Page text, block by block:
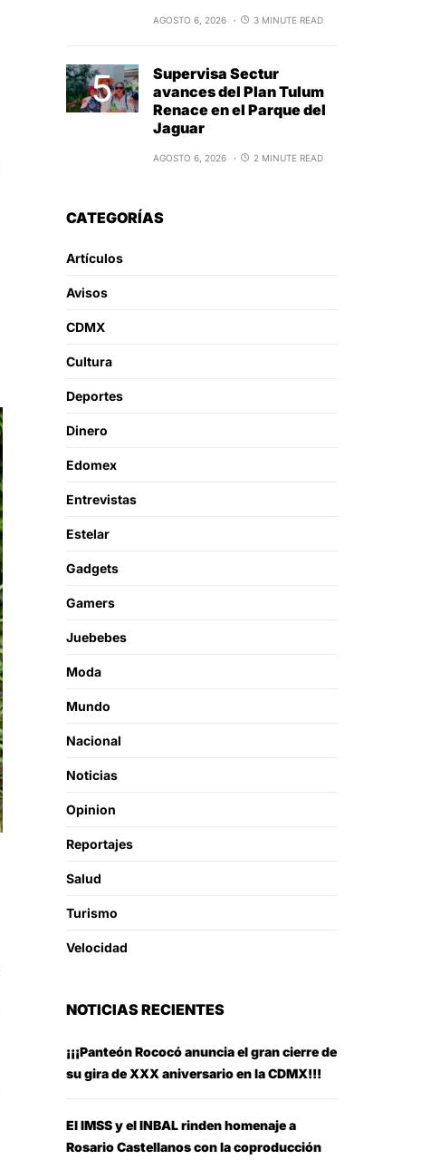
AGOSTO 6, 2026 3 MINUTE READ
Supervisa Sectur
avances del Plan Tulum
Renace en el Parque del
Jaguar
AGOSTO 6, 2026 2 MINUTE READ
CATEGORÍAS
Artículos
Avisos
CDMX
Cultura
Deportes
Dinero
Edomex
Entrevistas
Estelar
Gadgets
Gamers
Juebebes
Moda
Mundo
Nacional
Noticias
Opinion
Reportajes
Salud
Turismo
Velocidad
NOTICIAS RECIENTES
¡¡¡Panteón Rococó anuncia el gran cierre de
su gira de XXX aniversario en la CDMX!!!
El IMSS y el INBAL rinden homenaje a
Rosario Castellanos con la coproducción